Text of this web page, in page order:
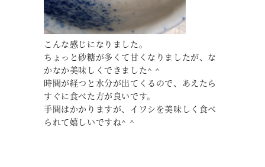
こんな感じになりました。
ちょっと砂糖が多くて甘くなりましたが、な
かなか美味しくできました^ ^
時間が経つと水分が出てくるので、あえたら
すぐに食べた方が良いです。
手間はかかりますが、イワシを美味しく食べ
られて嬉しいですね^ ^